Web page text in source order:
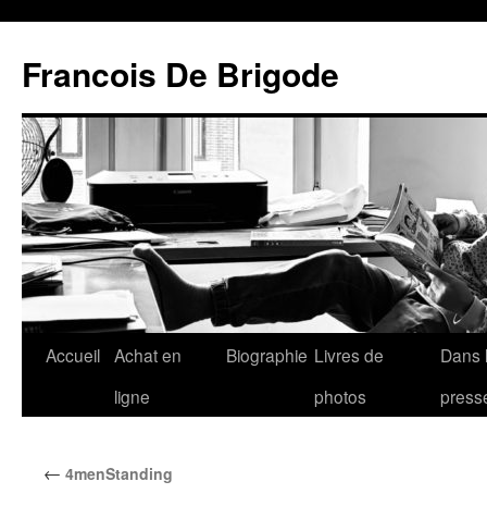
Francois De Brigode
Accueil Achat en
ligne
Biographie Livres de
photos
Dans
← 4menStanding